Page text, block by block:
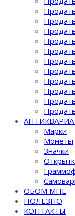
Марки
Монеты
Значки
ОБОМ МНЕ
ПОЛЕЗНО
КОНТАКТЫ